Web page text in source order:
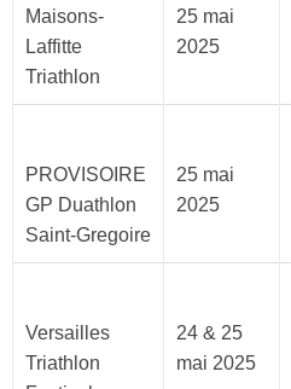
Maisons-
Laffitte
Triathlon
25 mai
2025
PROVISOIRE
GP Duathlon
Saint-Gregoire
25 mai
2025
Versailles
Triathlon
24 & 25
mai 2025